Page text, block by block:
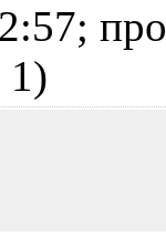
1)